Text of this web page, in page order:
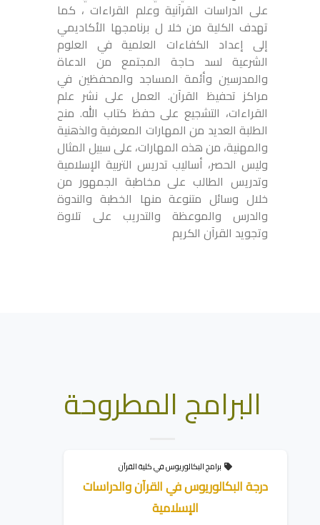
على الدراسات القرآنية وعلم القراءات ، كما
تهدف الكلية من خلا ل برنامجها الأكاديمي
إلى إعداد الكفاءات العلمية في العلوم
الشرعية لسد حاجة المجتمع من الدعاة
والمدرسين وأئمة المساجد والمحفظين في
مراكز تحفيظ القرآن. العمل على نشر علم
القراءات، التشجيع على حفظ كتاب الله. منح
الطلبة العديد من المهارات المعرفية والذهنية
والمهنية، من هذه المهارات، على سبيل المثال
وليس الحصر، أساليب تدريس التربية الإسلامية
وتدريس الطالب على مخاطبة الجمهور من
خلال وسائل متنوعة منها الخطبة والندوة
والدرس والموعظة والتدريب على تلاوة
وتجويد القرآن الكريم
البرامج المطروحة
برامج البكالوريوس في كلية القرآن
درجة البكالوريوس في القرآن والدراسات
الإسلامية